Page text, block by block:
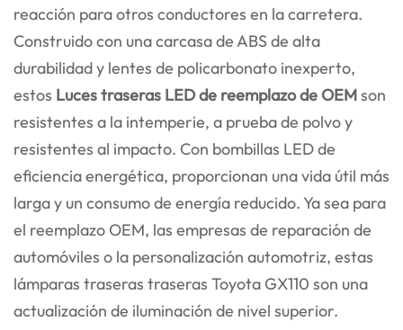
reacción para otros conductores en la carretera.
Construido con una carcasa de ABS de alta
durabilidad y lentes de policarbonato inexperto,
estos Luces traseras LED de reemplazo de OEMson
resistentes a la intemperie, a prueba de polvo y
resistentes al impacto. Con bombillas LED de
eficiencia energética, proporcionan una vida útil más
larga y un consumo de energía reducido. Ya sea para
el reemplazo OEM, las empresas de reparación de
automóviles o la personalización automotriz, estas
lámparas traseras traseras Toyota GX110 son una
actualización de iluminación de nivel superior.